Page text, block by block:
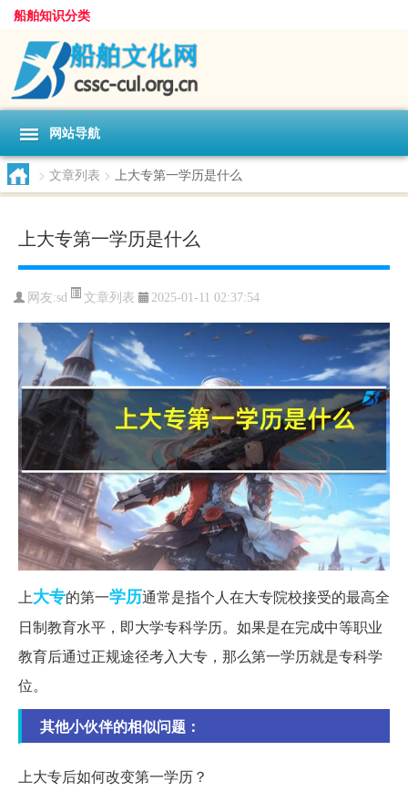
船舶知识分类
网站导航
> 文章列表 > 上大专第一学历是什么
上大专第一学历是什么
网友:sd 文章列表 2025-01-11 02:37:54
上大专的第一学历通常是指个人在大专院校接受的最高全
日制教育水平，即大学专科学历。如果是在完成中等职业
教育后通过正规途径考入大专，那么第一学历就是专科学
位。
其他小伙伴的相似问题：
上大专后如何改变第一学历？